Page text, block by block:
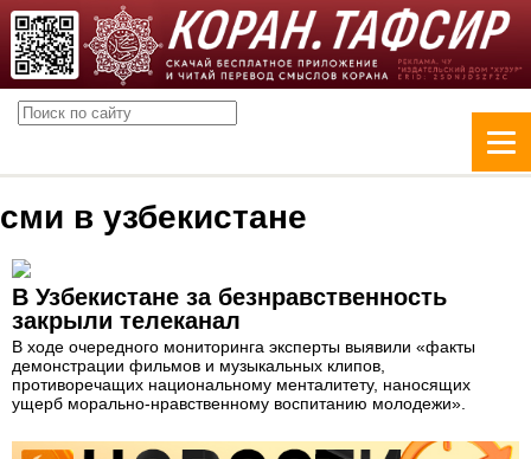
сми в узбекистане
В Узбекистане за безнравственность
закрыли телеканал
В ходе очередного мониторинга эксперты выявили «факты
демонстрации фильмов и музыкальных клипов,
противоречащих национальному менталитету, наносящих
ущерб морально-нравственному воспитанию молодежи».